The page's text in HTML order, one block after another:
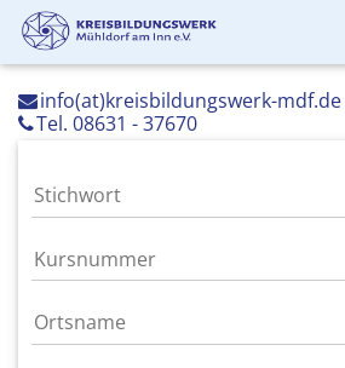
info(at)kreisbildungswerk-mdf.de
Tel. 08631 - 37670